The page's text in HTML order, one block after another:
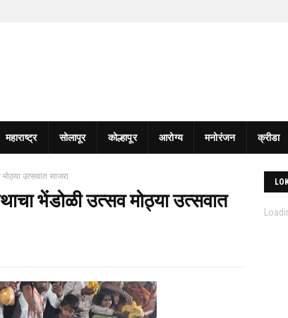
महाराष्ट्र सोलापूर कोल्हापूर आरोग्य मनोरंजन क्रीडा
उत्सवात साजरा
भेंडोळी उत्सव मोठ्या उत्सवात